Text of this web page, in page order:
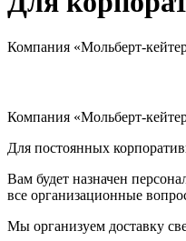
Компания «Мольберт-
Компания «Мольберт-
Для постоянных
Вам будет назначен
все организационные
Мы организуем доставку